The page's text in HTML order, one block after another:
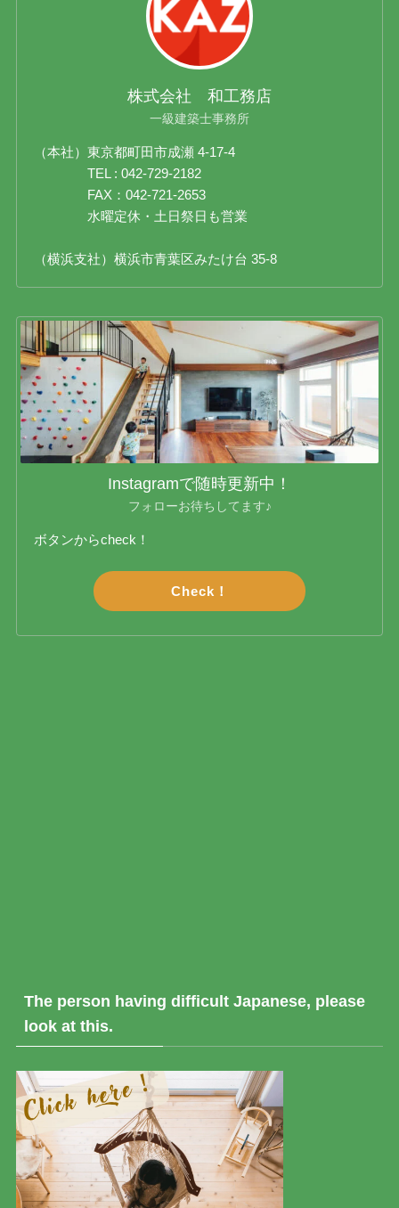
株式会社 和工務店
一級建築士事務所
（本社）東京都町田市成瀬 4-17-4
TEL : 042-729-2182
FAX：042-721-2653
水曜定休・土日祭日も営業
（横浜支社）横浜市青葉区みたけ台 35-8
Instagramで随時更新中！
フォローお待ちしてます♪
ボタンからcheck！
Check！
The person having difficult Japanese, please
look at this.